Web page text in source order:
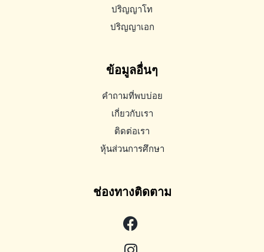
ปริญญาโท
ปริญญาเอก
ข้อมูลอื่นๆ
คำถามที่พบบ่อย
เกี่ยวกับเรา
ติดต่อเรา
หุ้นส่วนการศึกษา
ช่องทางติดตาม